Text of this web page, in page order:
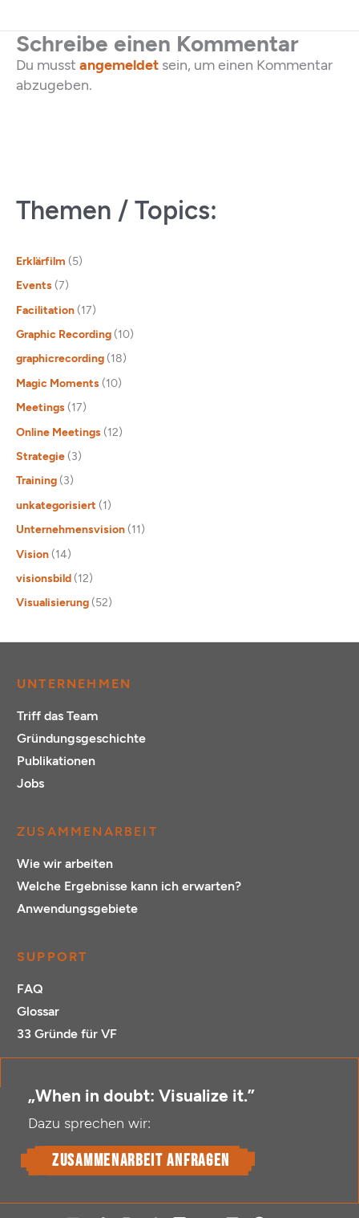
Schreibe einen Kommentar
Du musst angemeldet sein, um einen Kommentar
abzugeben.
Themen / Topics:
Erklärfilm (5)
Events (7)
Facilitation (17)
Graphic Recording (10)
graphicrecording (18)
Magic Moments (10)
Meetings (17)
Online Meetings (12)
Strategie (3)
Training (3)
unkategorisiert (1)
Unternehmensvision (11)
Vision (14)
visionsbild (12)
Visualisierung (52)
UNTERNEHMEN
Triff das Team
Gründungsgeschichte
Publikationen
Jobs
ZUSAMMENARBEIT
Wie wir arbeiten
Welche Ergebnisse kann ich erwarten?
Anwendungsgebiete
SUPPORT
FAQ
Glossar
33 Gründe für VF
„When in doubt: Visualize it.”
Dazu sprechen wir:
Zusammenarbeit anfragen